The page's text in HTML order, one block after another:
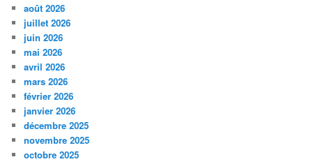
août 2026
juillet 2026
juin 2026
mai 2026
avril 2026
mars 2026
février 2026
janvier 2026
décembre 2025
novembre 2025
octobre 2025